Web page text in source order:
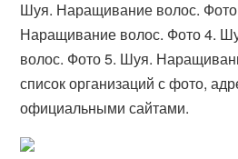
Шуя. Наращивание волос.
Наращивание волос. Фото 4.
волос. Фото 5. Шуя.
список организаций с фото,
официальными сайтами.